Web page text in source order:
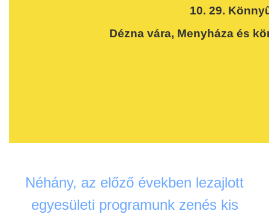
10. 29.
Dézna vára, Menyháza és
Néhány, az előző években lezajlott
egyesületi programunk zenés kis